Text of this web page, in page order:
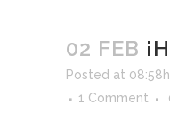
02 FEB
Posted at 08:58h
1 Comment